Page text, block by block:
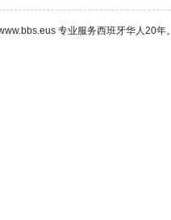
专业服务西班牙华人20年。